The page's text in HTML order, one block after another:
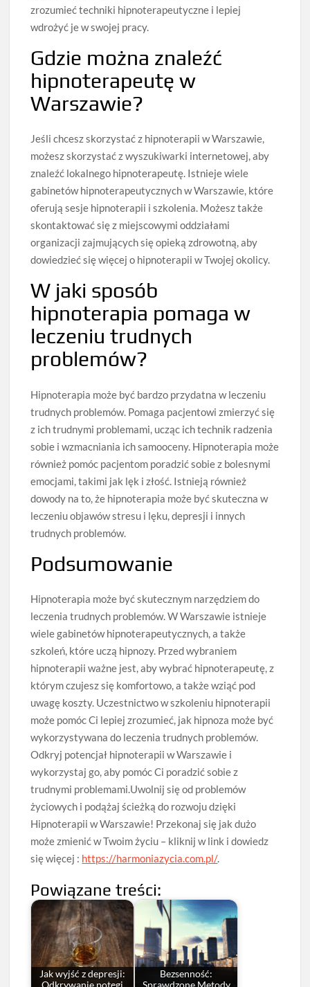
zrozumieć techniki hipnoterapeutyczne i lepiej
wdrożyć je w swojej pracy.
Gdzie można znaleźć
hipnoterapeutę w
Warszawie?
Jeśli chcesz skorzystać z hipnoterapii w Warszawie,
możesz skorzystać z wyszukiwarki internetowej, aby
znaleźć lokalnego hipnoterapeutę. Istnieje wiele
gabinetów hipnoterapeutycznych w Warszawie, które
oferują sesje hipnoterapii i szkolenia. Możesz także
skontaktować się z miejscowymi oddziałami
organizacji zajmujących się opieką zdrowotną, aby
dowiedzieć się więcej o hipnoterapii w Twojej okolicy.
W jaki sposób
hipnoterapia pomaga w
leczeniu trudnych
problemów?
Hipnoterapia może być bardzo przydatna w leczeniu
trudnych problemów. Pomaga pacjentowi zmierzyć się
z ich trudnymi problemami, ucząc ich technik radzenia
sobie i wzmacniania ich samooceny. Hipnoterapia może
również pomóc pacjentom poradzić sobie z bolesnymi
emocjami, takimi jak lęk i złość. Istnieją również
dowody na to, że hipnoterapia może być skuteczna w
leczeniu objawów stresu i lęku, depresji i innych
trudnych problemów.
Podsumowanie
Hipnoterapia może być skutecznym narzędziem do
leczenia trudnych problemów. W Warszawie istnieje
wiele gabinetów hipnoterapeutycznych, a także
szkoleń, które uczą hipnozy. Przed wybraniem
hipnoterapii ważne jest, aby wybrać hipnoterapeutę, z
którym czujesz się komfortowo, a także wziąć pod
uwagę koszty. Uczestnictwo w szkoleniu hipnoterapii
może pomóc Ci lepiej zrozumieć, jak hipnoza może być
wykorzystywana do leczenia trudnych problemów.
Odkryj potencjał hipnoterapii w Warszawie i
wykorzystaj go, aby pomóc Ci poradzić sobie z
trudnymi problemami.Uwolnij się od problemów
życiowych i podążaj ścieżką do rozwoju dzięki
Hipnoterapii w Warszawie! Przekonaj się jak dużo
może zmienić w Twoim życiu – kliknij w link i dowiedz
się więcej : https://harmoniazycia.com.pl/.
Powiązane treści:
Jak wyjść z depresji:
Odkrywanie potęgi
Bezsenność:
Sprawdzone Metody